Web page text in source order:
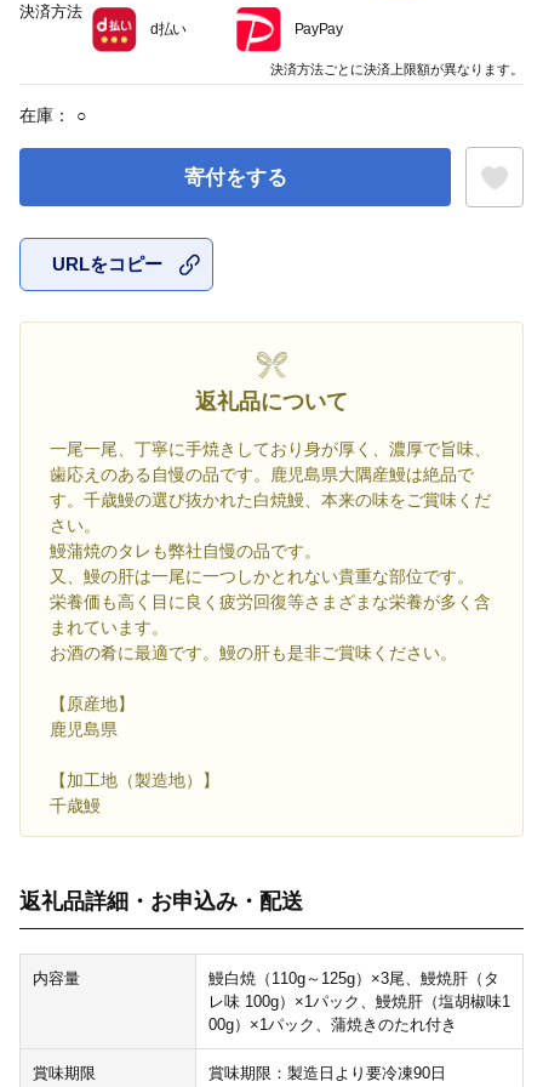
在庫： ○
寄付をする
URLをコピー
返礼品について
一尾一尾、丁寧に手焼きしており身が厚く、濃厚で旨味、
歯応えのある自慢の品です。鹿児島県大隅産鰻は絶品で
す。千歳鰻の選び抜かれた白焼鰻、本来の味をご賞味くだ
さい。
鰻蒲焼のタレも弊社自慢の品です。
又、鰻の肝は一尾に一つしかとれない貴重な部位です。
栄養価も高く目に良く疲労回復等さまざまな栄養が多く含
まれています。
お酒の肴に最適です。鰻の肝も是非ご賞味ください。
【原産地】
鹿児島県
【加工地（製造地）】
千歳鰻
返礼品詳細・お申込み・配送
内容量
鰻白焼（110g～125g）×3尾、鰻焼肝（タ
レ味 100g）×1パック、鰻焼肝（塩胡椒味1
00g）×1パック、蒲焼きのたれ付き
賞味期限 賞味期限：製造日より要冷凍90日
決済方法
d払い PayPay
決済方法ごとに決済上限額が異なります。